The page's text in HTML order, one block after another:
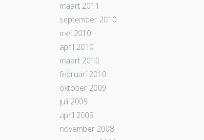
maart 2011
september 2010
mei 2010
april 2010
maart 2010
februari 2010
oktober 2009
juli 2009
april 2009
november 2008